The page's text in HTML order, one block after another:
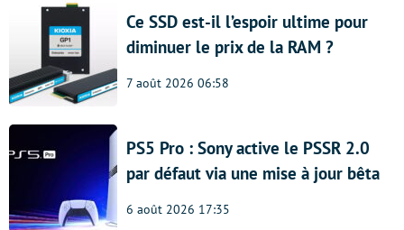
Ce SSD est-il l’espoir ultime pour
diminuer le prix de la RAM ?
7 août 2026 06:58
PS5 Pro : Sony active le PSSR 2.0
par défaut via une mise à jour bêta
6 août 2026 17:35